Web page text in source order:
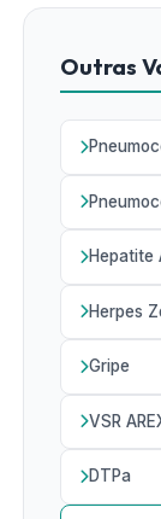
Outras
Hepatite
Herpes
Gripe
VSR
DTPa